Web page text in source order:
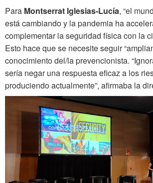
Para Montserrat Iglesias-Lucía, “el
está cambiando y la pandemia ha
complementar la seguridad física con la
Esto hace que se necesite seguir
conocimiento del/la prevencionista.
sería negar una respuesta eficaz a los
produciendo actualmente”, afirmaba la